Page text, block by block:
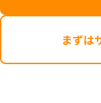
まずは